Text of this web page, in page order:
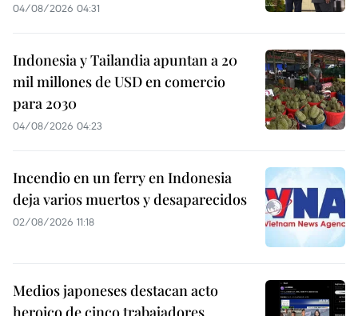
04/08/2026 04:31
Indonesia y Tailandia apuntan a 20
mil millones de USD en comercio
para 2030
04/08/2026 04:23
Incendio en un ferry en Indonesia
deja varios muertos y desaparecidos
02/08/2026 11:18
Medios japoneses destacan acto